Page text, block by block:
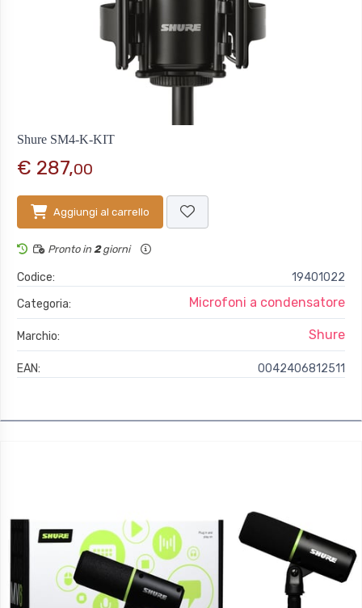
Shure SM4-K-KIT
€ 287,00
Aggiungi al carrello
Pronto in 2giorni
Codice:
19401022
Categoria:
Microfoni a condensatore
Marchio: Shure
EAN: 0042406812511